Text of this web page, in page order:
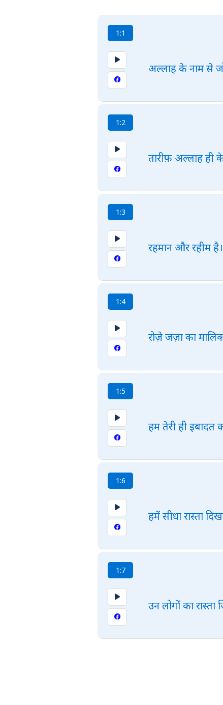
1:1
अल्लाह के नाम से
1:2
तारीफ़ अल्लाह ही
1:3
रहमान और रहीम है।
1:4
रोज़े जज़ा का
1:5
हम तेरी ही
1:6
हमें सीधा रास्ता
1:7
उन लोगों का